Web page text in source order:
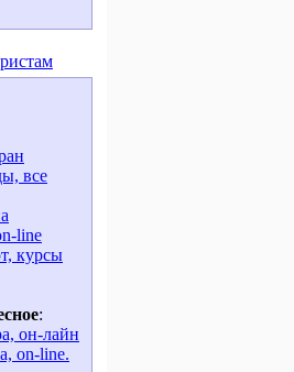
все
line
курсы
:
он-лайн
on-line.